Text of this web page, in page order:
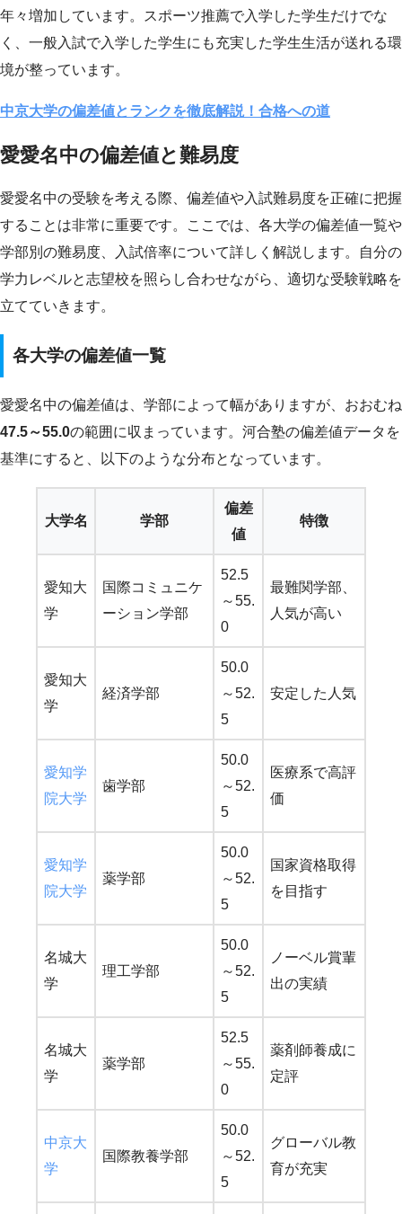
年々増加しています。スポーツ推薦で入学した学生だけでな
く、一般入試で入学した学生にも充実した学生生活が送れる環
境が整っています。
中京大学の偏差値とランクを徹底解説！合格への道
愛愛名中の偏差値と難易度
愛愛名中の受験を考える際、偏差値や入試難易度を正確に把握
することは非常に重要です。ここでは、各大学の偏差値一覧や
学部別の難易度、入試倍率について詳しく解説します。自分の
学力レベルと志望校を照らし合わせながら、適切な受験戦略を
立てていきます。
各大学の偏差値一覧
愛愛名中の偏差値は、学部によって幅がありますが、おおむね
47.5～55.0の範囲に収まっています。河合塾の偏差値データを
基準にすると、以下のような分布となっています。
大学名 学部
偏差
値
特徴
愛知大
学
国際コミュニケ
ーション学部
52.5
～55.
0
最難関学部、
人気が高い
愛知大
学
経済学部
50.0
～52.
5
安定した人気
愛知学
院大学
歯学部
50.0
～52.
5
医療系で高評
価
愛知学
院大学
薬学部
50.0
～52.
5
国家資格取得
を目指す
名城大
学
理工学部
50.0
～52.
5
ノーベル賞輩
出の実績
名城大
学
薬学部
52.5
～55.
0
薬剤師養成に
定評
中京大
学
国際教養学部
50.0
～52.
5
グローバル教
育が充実